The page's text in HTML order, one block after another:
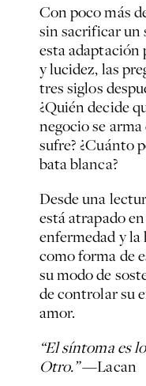
Con poco más
sin sacrificar
esta adaptación
y lucidez, las
tres siglos
¿Quién decide
negocio se
sufre? ¿Cuánto
bata blanca?
Desde una
está atrapado
enfermedad y
como forma de
su modo de
de controlar su
amor.
“El síntoma es
Otro.”—Lacan